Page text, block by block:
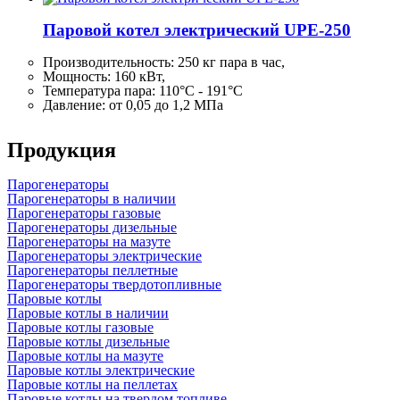
Паровой котел электрический UPE-250
Производительность: 250 кг пара в час,
Мощность: 160 кВт,
Температура пара: 110°C - 191°C
Давление: от 0,05 до 1,2 МПа
Продукция
Парогенераторы
Парогенераторы в наличии
Парогенераторы газовые
Парогенераторы дизельные
Парогенераторы на мазуте
Парогенераторы электрические
Парогенераторы пеллетные
Парогенераторы твердотопливные
Паровые котлы
Паровые котлы в наличии
Паровые котлы газовые
Паровые котлы дизельные
Паровые котлы на мазуте
Паровые котлы электрические
Паровые котлы на пеллетах